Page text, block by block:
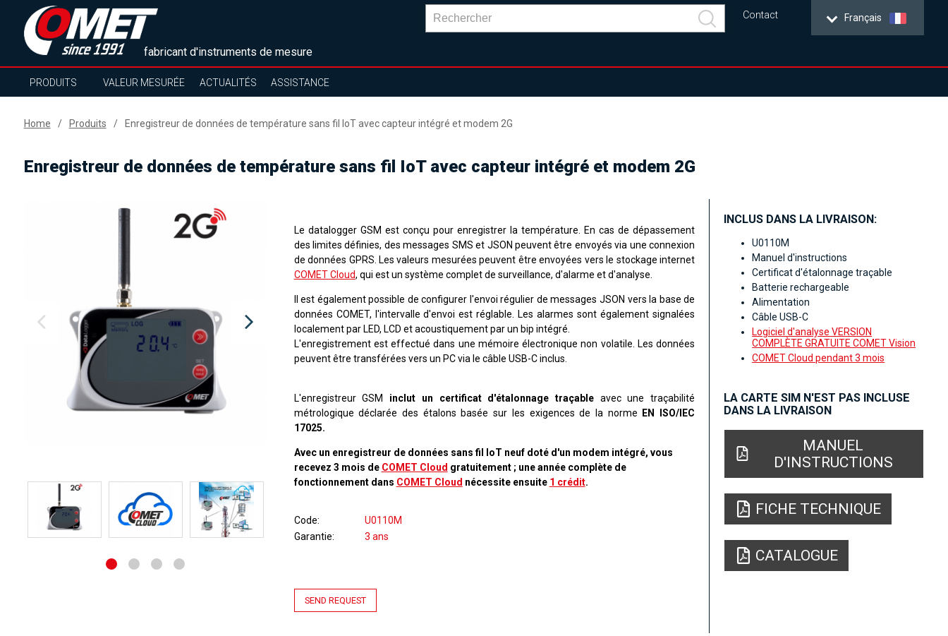
fabricant d'instruments de mesure
Français
Contact
PRODUITS VALEUR MESURÉE ACTUALITÉS ASSISTANCE
Home Produits Enregistreur de données de température sans fil IoT avec capteur intégré et modem 2G
Enregistreur de données de température sans fil IoT avec capteur intégré et modem 2G
Le datalogger GSM est conçu pour enregistrer la température. En cas de dépassement
des limites définies, des messages SMS et JSON peuvent être envoyés via une connexion
de données GPRS. Les valeurs mesurées peuvent être envoyées vers le stockage internet
COMET Cloud, qui est un système complet de surveillance, d'alarme et d'analyse
Il est également possible de configurer l'envoi régulier de messages JSON vers la base de
données COMET, l'intervalle d'envoi est réglable. Les alarmes sont également signalées
localement par LED, LCD et acoustiquement par un bip intégré.
L'enregistrement est effectué dans une mémoire électronique non volatile. Les données
peuvent être transférées vers un PC via le câble USB-C inclus.
L'enregistreur GSM inclut un certificat d'étalonnage traçableavec une traçabilité
métrologique déclarée des étalons basée sur les exigences de la norme
EN ISO/IEC
17025.
Avec un enregistreur de données sans fil IoT neuf doté d'un modem intégré, vous
recevez 3 mois de COMET Cloud gratuitement ; une année complète de
fonctionnement dans COMET Cloud nécessite ensuite 1 crédit.
Code
U0110M
Garantie
3 ans
SEND REQUEST
INCLUS DANS LA LIVRAISON:
U0110M
Manuel d'instructions
Certificat d'étalonnage traçable
Batterie rechargeable
Alimentation
Câble USB-C
Logiciel d'analyse VERSION
COMPLÈTE GRATUITE COMET Vision
COMET Cloud pendant 3 mois
LA CARTE SIM N'EST PAS INCLUSE
DANS LA LIVRAISON
MANUEL
D'INSTRUCTIONS
FICHE TECHNIQUE
CATALOGUE